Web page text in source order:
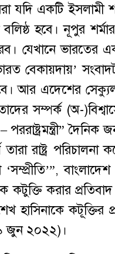
যদি একটি ইসলামী
হবে। নূপুর
যেখানে ভারতের
বেকায়দায়’
আর এদেশের
সম্পর্ক (অ-
দৈনিক
রাষ্ট্র পরিচালনা
করার প্রতিবাদ
হাসিনাকে কটূক্তির
জুন ২০২২)।